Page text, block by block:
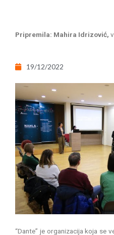
Pripremila: Mahira Idrizović,
19/12/2022
“Dante” je organizacija koja se